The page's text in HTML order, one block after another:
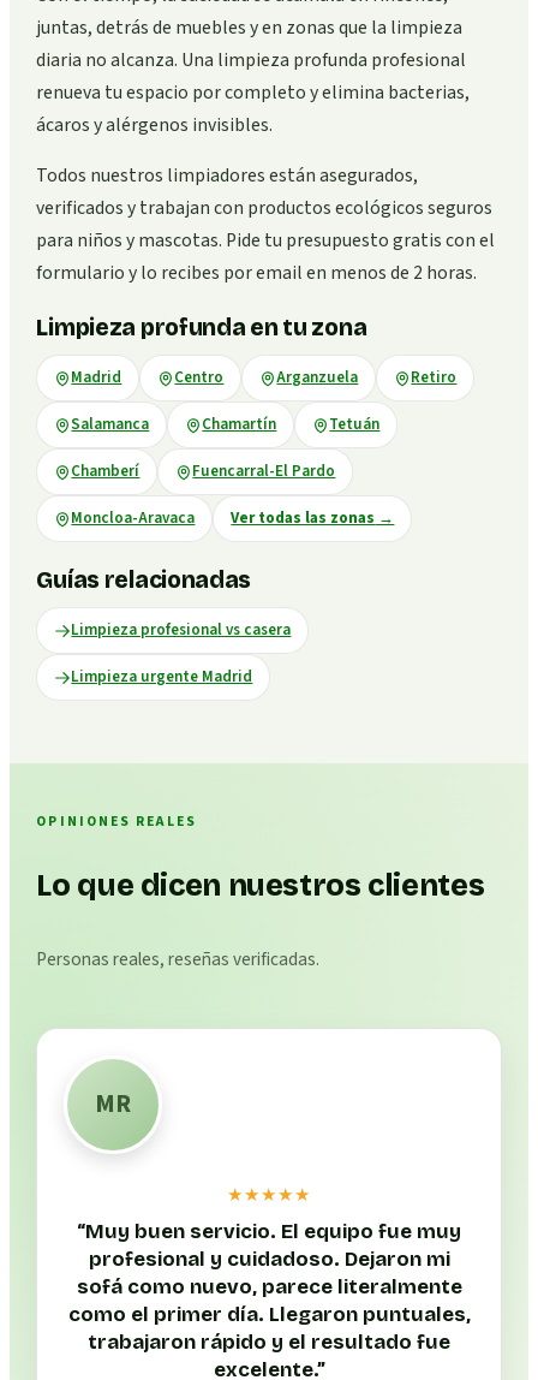
juntas, detrás de muebles y en zonas que la limpieza
diaria no alcanza. Una limpieza profunda profesional
renueva tu espacio por completo y elimina bacterias,
ácaros y alérgenos invisibles.
Todos nuestros limpiadores están asegurados,
verificados y trabajan con productos ecológicos seguros
para niños y mascotas. Pide tu presupuesto gratis con el
formulario y lo recibes por email en menos de 2 horas.
Limpieza profunda en tu zona
Madrid Centro Arganzuela Retiro
Salamanca Chamartín Tetuán
Chamberí Fuencarral-El Pardo
Moncloa-Aravaca Ver todas las zonas →
Guías relacionadas
Limpieza profesional vs casera
Limpieza urgente Madrid
OPINIONES REALES
Lo que dicen nuestros clientes
Personas reales, reseñas verificadas.
MR
★★★★★
“Muy buen servicio. El equipo fue muy
profesional y cuidadoso. Dejaron mi
sofá como nuevo, parece literalmente
como el primer día. Llegaron puntuales,
trabajaron rápido y el resultado fue
excelente.”